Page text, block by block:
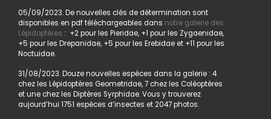
05/09/2023. De nouvelles clés de détermination sont
disponibles en pdf téléchargeables dans notre galerie des
Lépidoptères : +2 pour les Pieridae, +1 pour les Zygaenidae,
+5 pour les Drepanidae, +5 pour les Erebidae et +11 pour les
Noctuidae.
31/08/2023. Douze nouvelles espèces dans la galerie : 4
chez les Lépidoptères Geometridae, 7 chez les Coléoptères
et une chez les Diptères Syrphidae. Vous y trouverez
aujourd’hui 1751 espèces d’insectes et 2047 photos.